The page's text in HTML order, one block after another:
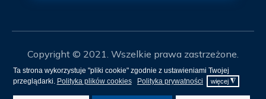
Ta strona wykorzystuje "pliki cookie" zgodnie z ustawieniami Twojej
przeglądarki. Polityka plików cookies Polityka prywatności więcej ◮
Copyright © 2021. Wszelkie prawa zastrzeżone.
Mapa Strony
Projekt i realizacjaitee.pl